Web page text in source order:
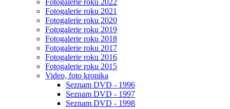
Fotogalerie roku 2022
Fotogalerie roku 2021
Fotogalerie roku 2020
Fotogalerie roku 2019
Fotogalerie roku 2018
Fotogalerie roku 2017
Fotogalerie roku 2016
Fotogalerie roku 2015
Video, foto kronika
Seznam DVD - 1996
Seznam DVD - 1997
Seznam DVD - 1998